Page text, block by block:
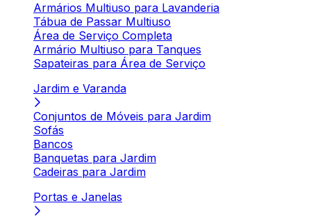
Armários Multiuso para Lavanderia
Tábua de Passar Multiuso
Área de Serviço Completa
Armário Multiuso para Tanques
Sapateiras para Área de Serviço
Jardim e Varanda
Conjuntos de Móveis para Jardim
Sofás
Bancos
Banquetas para Jardim
Cadeiras para Jardim
Portas e Janelas